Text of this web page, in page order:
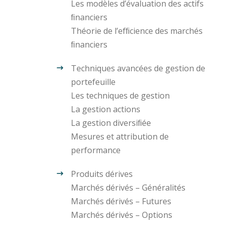
Les modèles d’évaluation des actifs
ﬁnanciers
Théorie de l’efﬁcience des marchés
ﬁnanciers
Techniques avancées de gestion de
portefeuille
Les techniques de gestion
La gestion actions
La gestion diversiﬁée
Mesures et attribution de
performance
Produits dérives
Marchés dérivés – Généralités
Marchés dérivés – Futures
Marchés dérivés – Options